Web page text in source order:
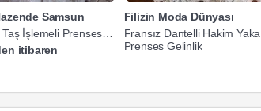
Samsun
İşlemeli Prenses
itibaren
Filizin Moda Dünyası
Fransız Dantelli Hakim Yaka
Prenses Gelinlik